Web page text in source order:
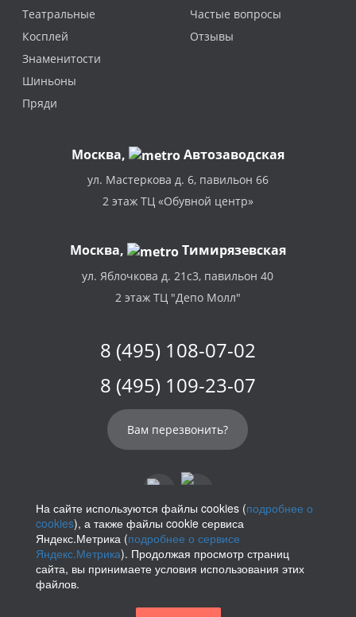
Театральные
Косплей
Знаменитости
Шиньоны
Пряди
Частые вопросы
Отзывы
Москва, Автозаводская
ул. Мастеркова д. 6, павильон 66
2 этаж ТЦ «Обувной центр»
Москва, Тимирязевская
ул. Яблочкова д. 21с3, павильон 40
2 этаж ТЦ "Депо Молл"
8 (495) 108-07-02
8 (495) 109-23-07
Вам перезвонить?
info@parikof.ru
Политика конфиденциальности
На сайте используются файлы cookies (подробнее о
cookies), а также файлы cookie сервиса
Яндекс.Метрика (подробнее о сервисе
Яндекс.Метрика). Продолжая просмотр страниц
сайта, вы принимаете условия использования этих
файлов.